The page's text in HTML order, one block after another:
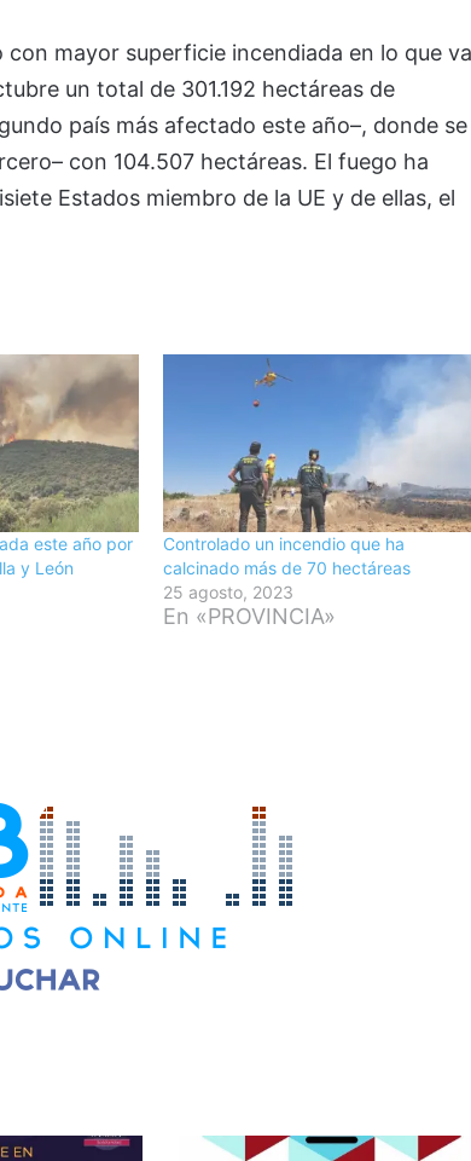
mayor superficie incendiada en lo que va
un total de 301.192 hectáreas de
país más afectado este año–, donde se
con 104.507 hectáreas. El fuego ha
Estados miembro de la UE y de ellas, el
este año por
y León
Controlado un incendio que ha
calcinado más de 70 hectáreas
25 agosto, 2023
En «PROVINCIA»